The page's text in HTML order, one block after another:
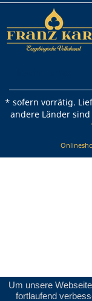
Um unsere
fortlaufend
* sofern vorrätig.
andere Länder